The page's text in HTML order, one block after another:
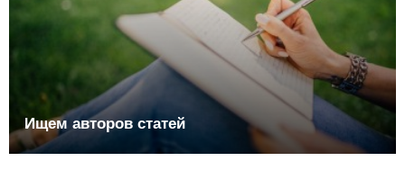
Ищем авторов статей